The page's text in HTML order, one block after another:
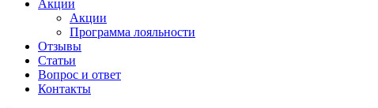
Акции
Акции
Программа лояльности
Отзывы
Статьи
Вопрос и ответ
Контакты